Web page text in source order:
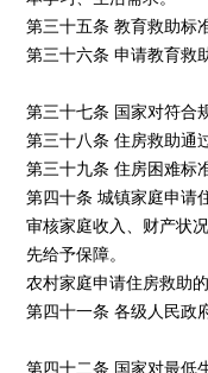
第三十五条 教育救助标
第三十六条 申请教育救
第三十七条 国家对符合
第三十八条 住房救助通
第三十九条 住房困难标
第四十条 城镇家庭申请
审核家庭收入、财产状
先给予保障。
农村家庭申请住房救助
第四十一条 各级人民政
第四十二条 国家对最低